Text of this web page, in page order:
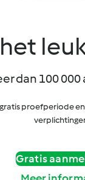
dan 100
proefperiode
Gratis